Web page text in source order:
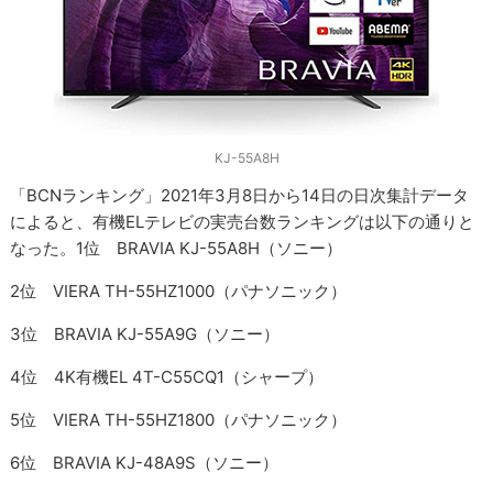
KJ-55A8H
「BCNランキング」2021年3月8日から14日の日次集計データ
によると、有機ELテレビの実売台数ランキングは以下の通りと
なった。1位 BRAVIA KJ-55A8H（ソニー）
2位 VIERA TH-55HZ1000（パナソニック）
3位 BRAVIA KJ-55A9G（ソニー）
4位 4K有機EL 4T-C55CQ1（シャープ）
5位 VIERA TH-55HZ1800（パナソニック）
6位 BRAVIA KJ-48A9S（ソニー）